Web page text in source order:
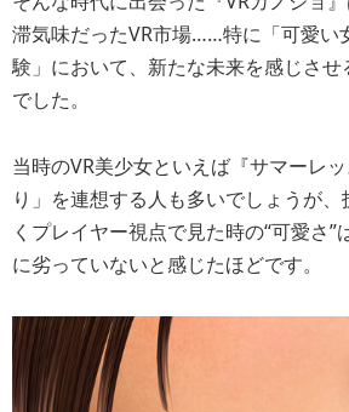
滞気味だったVR市場……特に「可愛い
験」において、新たな未来を感じさ
でした。
当時のVR美少女といえば『サマーレ
り」を連想する人も多いでしょうが
くプレイヤー視点で見た時の“可愛さ”
に劣っていないと感じたほどです。